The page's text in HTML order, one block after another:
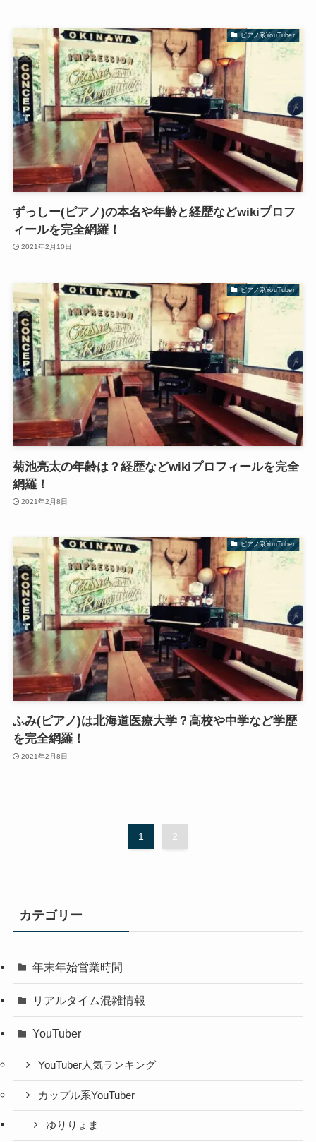
ピアノ系YouTuber
ずっしー(ピアノ)の本名や年齢と経歴などwikiプロフ
ィールを完全網羅！
2021年2月10日
ピアノ系YouTuber
菊池亮太の年齢は？経歴などwikiプロフィールを完全
網羅！
2021年2月8日
ピアノ系YouTuber
ふみ(ピアノ)は北海道医療大学？高校や中学など学歴
を完全網羅！
2021年2月8日
1 2
カテゴリー
年末年始営業時間
リアルタイム混雑情報
YouTuber
YouTuber人気ランキング
カップル系YouTuber
ゆりりょま